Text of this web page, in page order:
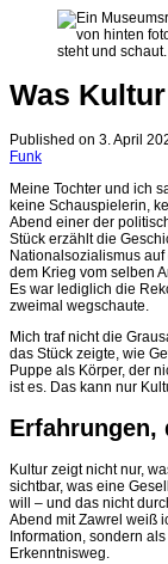
Was
Published on 3. April
Funk
Meine Tochter und ich
keine Schauspielerin,
Abend einer der
Stück erzählt die
Nationalsozialismus
dem Krieg vom selben
Es war lediglich die
zweimal wegschaute.
Mich traf nicht die
das Stück zeigte, wie
Puppe als Körper, der
ist es. Das kann nur
Erfahrungen,
Kultur zeigt nicht nur,
sichtbar, was eine
will – und das nicht
Abend mit Zawrel weiß
Information, sondern
Erkenntnisweg.